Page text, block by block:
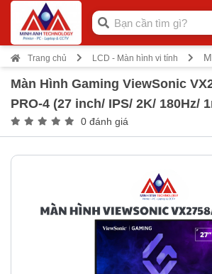
Trang chủ LCD - Màn hình vi tính
Màn Hình Gaming ViewSonic
PRO-4 (27 inch/ IPS/ 2K/ 180Hz/
0 đánh giá